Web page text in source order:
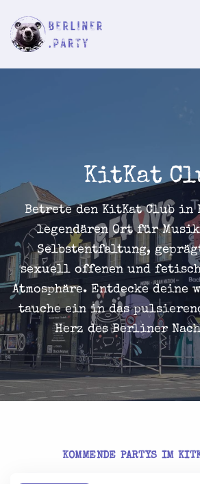
KitKat
Betrete den KitKat Club in
legendären Ort für
Selbstentfaltung,
sexuell offenen und
Atmosphäre. Entdecke deine
tauche ein in das
Herz des Berliner
KOMMENDE PARTYS IM